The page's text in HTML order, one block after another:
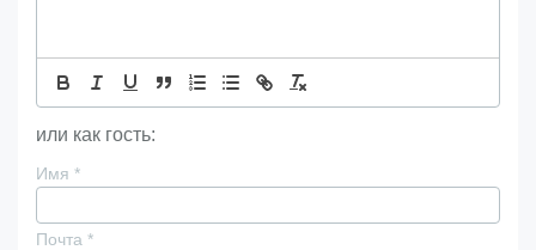
или как гость:
Имя *
Почта *